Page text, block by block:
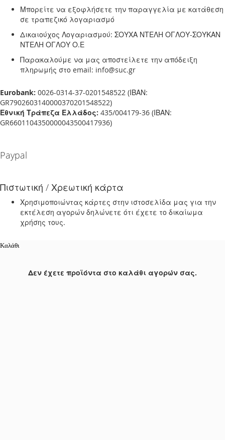
Μπορείτε να εξοφλήσετε την παραγγελία με κατάθεση
σε τραπεζικό λογαριασμό
Δικαιούχος Λογαριασμού: ΣΟΥΧΑ ΝΤΕΛΗ ΟΓΛΟΥ-ΣΟΥΚΑΝ
ΝΤΕΛΗ ΟΓΛΟΥ Ο.Ε
Παρακαλούμε να μας αποστείλετε την απόδειξη
πληρωμής στο email: info@suc.gr
Eurobank: 0026-0314-37-0201548522 (ΙΒΑΝ:
GR7902603140000370201548522)
Εθνική Τράπεζα Ελλάδος: 435/004179-36 (ΙΒΑΝ:
GR6601104350000043500417936)
Paypal
Πιστωτική / Χρεωτική κάρτα
Χρησιμοποιώντας κάρτες στην ιστοσελίδα μας για την
εκτέλεση αγορών δηλώνετε ότι έχετε το δικαίωμα
χρήσης τους.
Καλάθι
Δεν έχετε προϊόντα στο καλάθι αγορών σας.